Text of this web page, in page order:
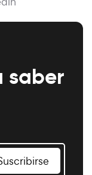
saber